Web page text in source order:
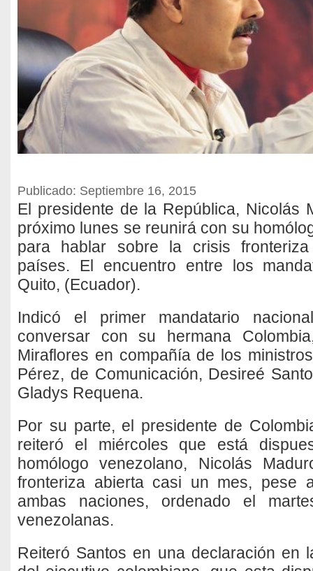
Publicado: Septiembre 16, 2015
El presidente de la República, Nicolás
próximo lunes se reunirá con su
para hablar sobre la crisis
países. El encuentro entre los
Quito, (Ecuador).
Indicó el primer mandatario
conversar con su hermana
Miraflores en compañía de los
Pérez, de Comunicación, Desireé
Gladys Requena.
Por su parte, el presidente de
reiteró el miércoles que está
homólogo venezolano, Nicolás
fronteriza abierta casi un mes, pese
ambas naciones, ordenado el
venezolanas.
Reiteró Santos en una declaración en